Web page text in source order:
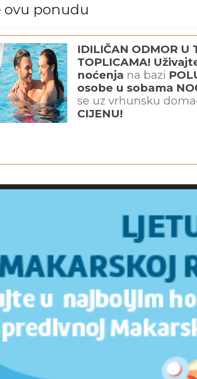
ovu ponudu
IDILIČAN ODMOR U
TOPLICAMA!
noćenja na bazi
osobe u sobama
se uz vrhunsku
CIJENU!